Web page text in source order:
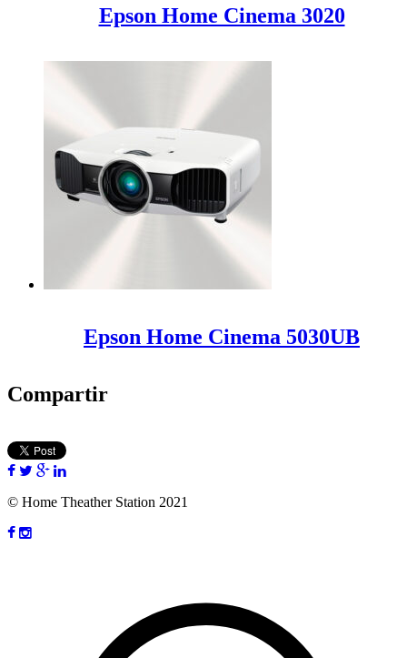
Epson Home Cinema 3020
Epson Home Cinema 5030UB
Compartir
© Home Theather Station 2021